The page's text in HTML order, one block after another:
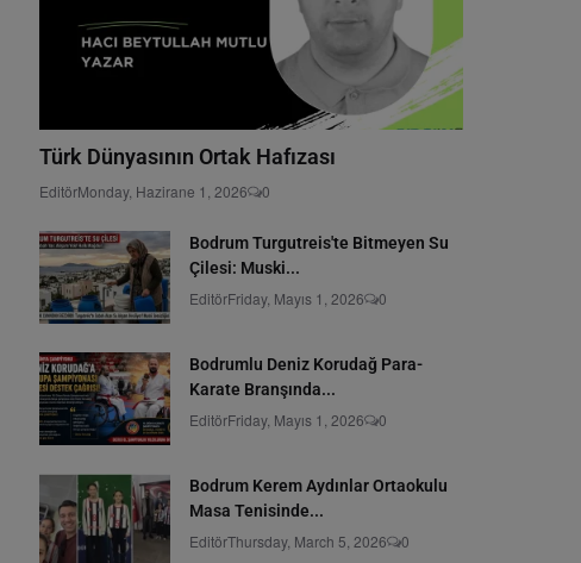
Türk Dünyasının Ortak Hafızası
EditörMonday, Hazirane 1, 2026 0
Bodrum Turgutreis'te Bitmeyen Su
Çilesi: Muski...
EditörFriday, Mayıs 1, 2026 0
Bodrumlu Deniz Korudağ Para-
Karate Branşında...
EditörFriday, Mayıs 1, 2026 0
Bodrum Kerem Aydınlar Ortaokulu
Masa Tenisinde...
EditörThursday, March 5, 2026 0